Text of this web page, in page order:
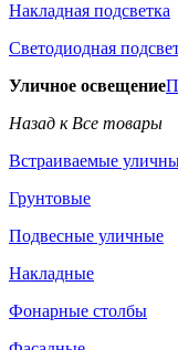
Накладная подсветка
Светодиодная
Уличное освещение
Назад к Все товары
Встраиваемые
Грунтовые
Подвесные уличные
Накладные
Фонарные столбы